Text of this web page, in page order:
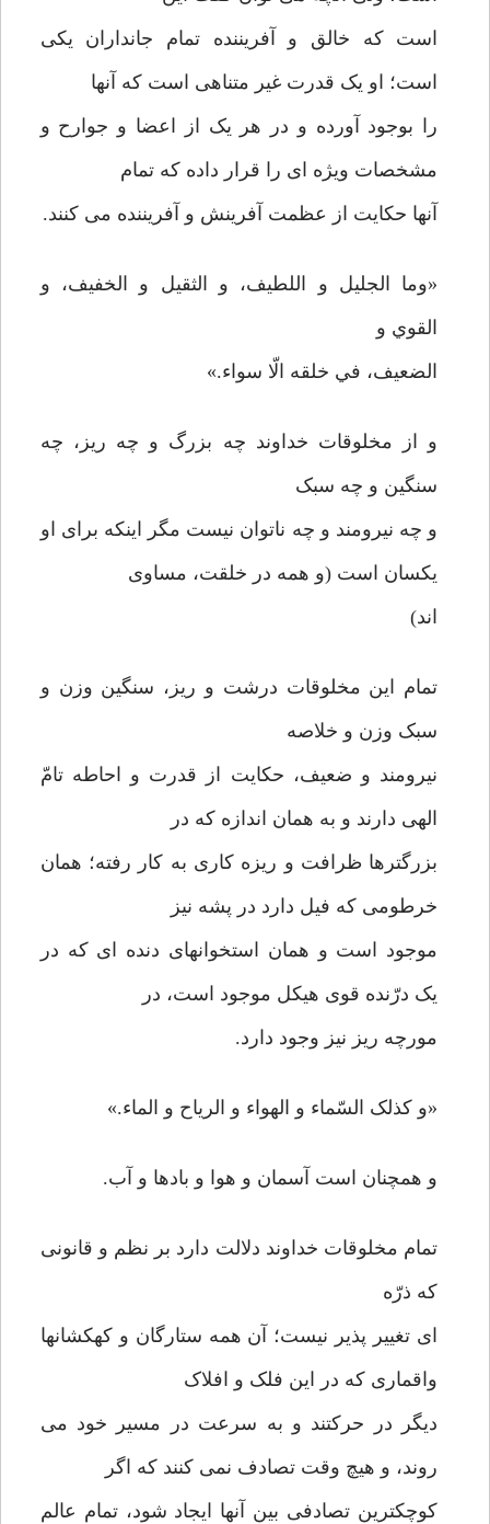
است که خالق و آفریننده تمام جانداران یکی
است؛ او یک قدرت غیر متناهی است که آنها
را بوجود آورده و در هر یک از اعضا و جوارح و
مشخصات ویژه ای را قرار داده که تمام
آنها حکایت از عظمت آفرینش و آفریننده می کنند.
«وما الجلیل و اللطیف، و الثقیل و الخفیف، و
القوي و
الضعیف، في خلقه الّا سواء.»
و از مخلوقات خداوند چه بزرگ و چه ریز، چه
سنگین و چه سبک
و چه نیرومند و چه ناتوان نیست مگر اینکه برای او
یکسان است (و همه در خلقت، مساوی
اند)
تمام این مخلوقات درشت و ریز، سنگین وزن و
سبک وزن و خلاصه
نیرومند و ضعیف، حکایت از قدرت و احاطه تامّ
الهی دارند و به همان اندازه که در
بزرگترها ظرافت و ریزه کاری به کار رفته؛ همان
خرطومی که فیل دارد در پشه نیز
موجود است و همان استخوانهای دنده ای که در
یک درّنده قوی هیکل موجود است، در
مورچه ریز نیز وجود دارد.
«و کذلک السّماء و الهواء و الریاح و الماء.»
و همچنان است آسمان و هوا و بادها و آب.
تمام مخلوقات خداوند دلالت دارد بر نظم و قانونی
که ذرّه
ای تغییر پذیر نیست؛ آن همه ستارگان و کهکشانها
واقماری که در این فلک و افلاک
دیگر در حرکتند و به سرعت در مسیر خود می
روند، و هیچ وقت تصادف نمی کنند که اگر
کوچکترین تصادفی بین آنها ایجاد شود، تمام عالم